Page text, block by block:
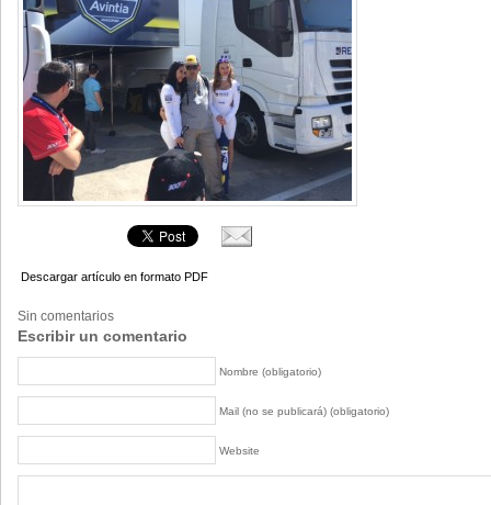
Descargar artículo en formato PDF
Sin comentarios
Escribir un comentario
Nombre (obligatorio)
Mail (no se publicará) (obligatorio)
Website